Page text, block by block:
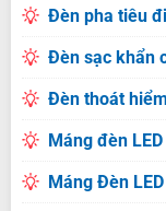
Đèn pha tiêu
Đèn sạc khẩn
Đèn thoát hiểm
Máng đèn
Máng Đèn